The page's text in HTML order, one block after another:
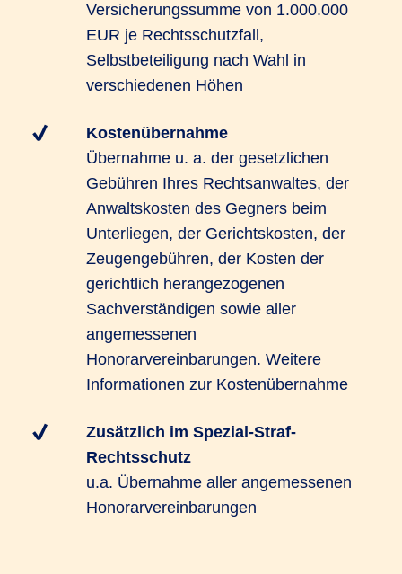
Versicherungssumme von 1.000.000
EUR je Rechtsschutzfall,
Selbstbeteiligung nach Wahl in
verschiedenen Höhen
Kostenübernahme
Übernahme u. a. der gesetzlichen
Gebühren Ihres Rechtsanwaltes, der
Anwaltskosten des Gegners beim
Unterliegen, der Gerichtskosten, der
Zeugengebühren, der Kosten der
gerichtlich herangezogenen
Sachverständigen sowie aller
angemessenen
Honorarvereinbarungen. Weitere
Informationen zur Kostenübernahme
Zusätzlich im Spezial-Straf-
Rechtsschutz
u.a. Übernahme aller angemessenen
Honorarvereinbarungen